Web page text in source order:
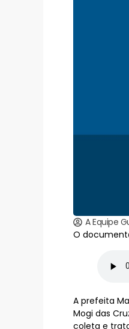
A Equipe
O
A prefeita
Mogi das
coleta e